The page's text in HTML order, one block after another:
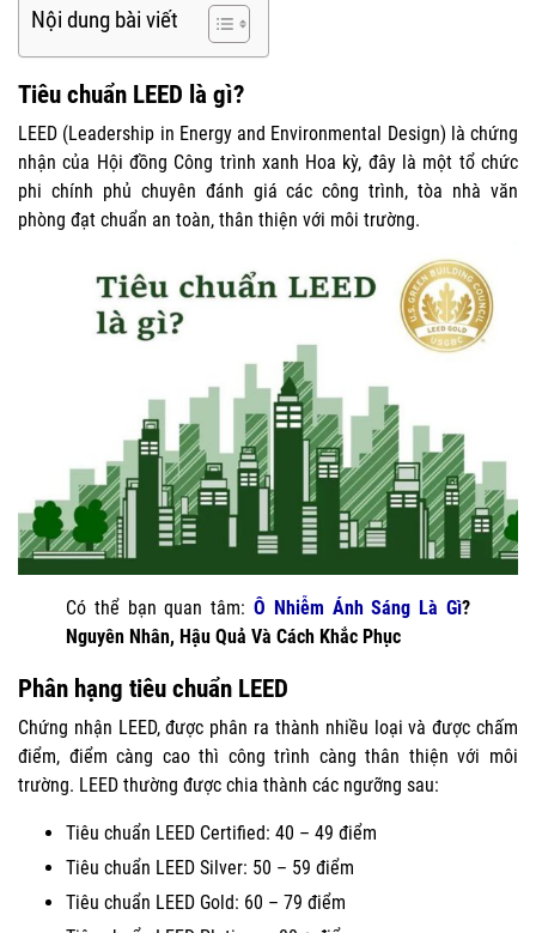
Nội dung bài viết
Tiêu chuẩn LEED là gì?
LEED (Leadership in Energy and Environmental Design) là chứng
nhận của Hội đồng Công trình xanh Hoa kỳ, đây là một tổ chức
phi chính phủ chuyên đánh giá các công trình, tòa nhà văn
phòng đạt chuẩn an toàn, thân thiện với môi trường.
Có thể bạn quan tâm: Ô Nhiễm Ánh Sáng Là Gì?
Nguyên Nhân, Hậu Quả Và Cách Khắc Phục
Phân hạng tiêu chuẩn LEED
Chứng nhận LEED, được phân ra thành nhiều loại và được chấm
điểm, điểm càng cao thì công trình càng thân thiện với môi
trường. LEED thường được chia thành các ngưỡng sau:
Tiêu chuẩn LEED Certified: 40 – 49 điểm
Tiêu chuẩn LEED Silver: 50 – 59 điểm
Tiêu chuẩn LEED Gold: 60 – 79 điểm